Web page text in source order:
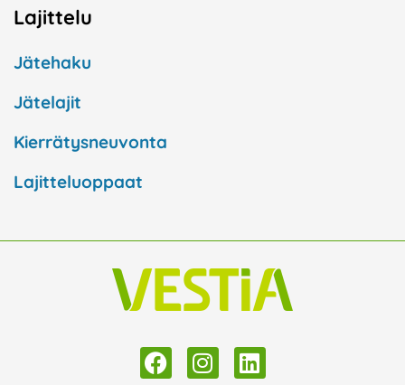
Lajittelu
Jätehaku
Jätelajit
Kierrätysneuvonta
Lajitteluoppaat
a
n
i